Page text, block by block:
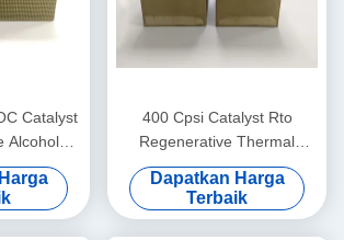
Catalyst
Alcohol
400 Cpsi Catalyst Rto
Regenerative Thermal
Oxidizer Perawatan
Pembakaran Aliran Kecil
Dapatkan Harga
Terbaik